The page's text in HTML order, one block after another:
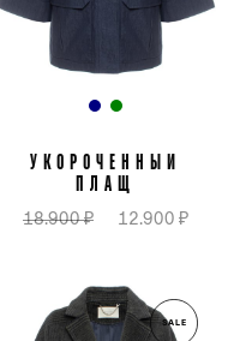
УКОРОЧЕННЫЙ
ПЛАЩ
18.900 ₽ 12.900 ₽
SALE